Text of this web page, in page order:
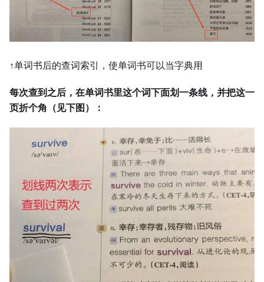
↑单词书后的查词索引，使单词书可以当字典用
每次查到之后，在单词书里这个词下面划一条线，并把这一
页折个角（见下图）：